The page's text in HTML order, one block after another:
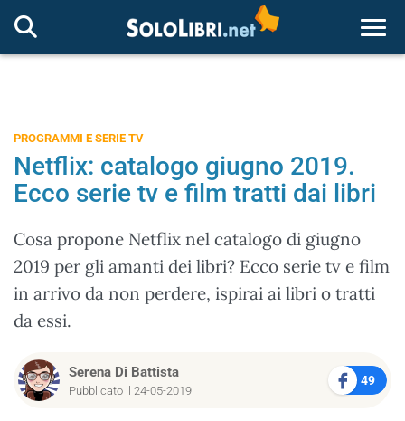
PROGRAMMI E SERIE TV
Netflix: catalogo giugno 2019.
Ecco serie tv e film tratti dai libri
Cosa propone Netflix nel catalogo di giugno
2019 per gli amanti dei libri? Ecco serie tv e film
in arrivo da non perdere, ispirai ai libri o tratti
da essi.
Serena Di Battista
Pubblicato il 24-05-2019
49